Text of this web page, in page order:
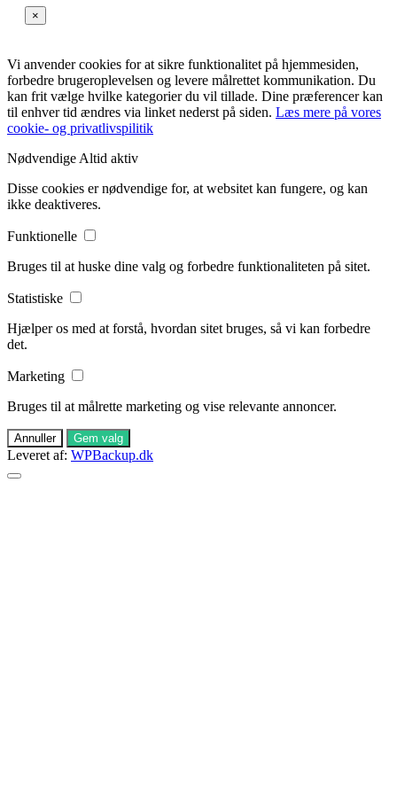
×
Vi anvender cookies for at sikre funktionalitet på hjemmesiden,
forbedre brugeroplevelsen og levere målrettet kommunikation. Du
kan frit vælge hvilke kategorier du vil tillade. Dine præferencer kan
til enhver tid ændres via linket nederst på siden. Læs mere på vores
cookie- og privatlivspilitik
Nødvendige Altid aktiv
Disse cookies er nødvendige for, at websitet kan fungere, og kan
ikke deaktiveres.
Funktionelle
Bruges til at huske dine valg og forbedre funktionaliteten på sitet.
Statistiske
Hjælper os med at forstå, hvordan sitet bruges, så vi kan forbedre
det.
Marketing
Bruges til at målrette marketing og vise relevante annoncer.
Annuller Gem valg
Leveret af: WPBackup.dk